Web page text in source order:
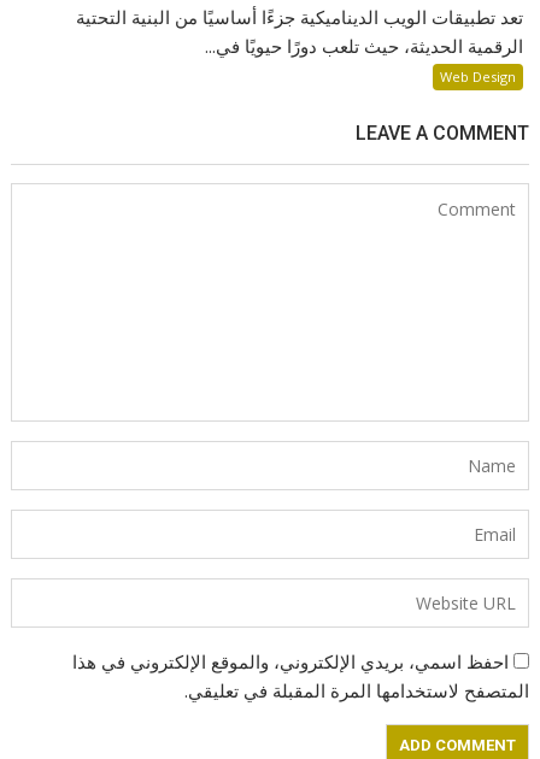
تعد تطبيقات الويب الديناميكية جزءًا أساسيًا من البنية التحتية
الرقمية الحديثة، حيث تلعب دورًا حيويًا في...
Web Design
LEAVE A COMMENT
احفظ اسمي، بريدي الإلكتروني، والموقع الإلكتروني في هذا
المتصفح لاستخدامها المرة المقبلة في تعليقي.